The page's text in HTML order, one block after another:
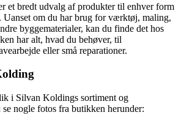
et bredt udvalg af produkter til enhver form
Uanset om du har brug for værktøj, maling,
byggematerialer, kan du finde det hos
har alt, hvad du behøver, til
eller små reparationer.
i Silvan Koldings sortiment og
nogle fotos fra butikken herunder: